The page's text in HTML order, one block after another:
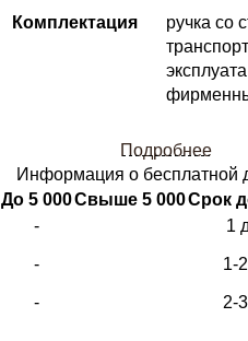
Комплектация
ручка со
Подробнее
Информация о бесплатной
До 5 000Свыше 5 000Срок
-
1
- 1-
-
2-